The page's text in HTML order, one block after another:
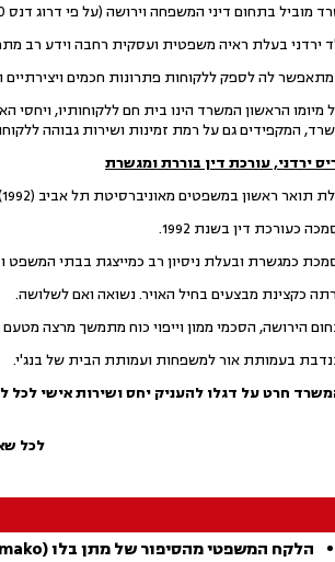
מוביל בתחום דיני המשפחה וירושה (על פי דרוג דנס 100).
ירדני בעלת ראיה משפטית ועסקית רחבה וידע רב מתחומי
לה לספק ללקוחות פתרונות חכמים
מיומו הראשון המשרד הינו בית חם ללקוחותיו, ויחסי
המקפידים גם על רמת זמינות ושירות גבוהה
ירדני, עורכת דין בוררת ומגשרת
ראשון במשפטים מאוניברסיטת תל אביב (1992) ותואר שני במשפטים מאוניברסיטת תל אביב (בהצטיינות) משנת 2016.
כעורכת דין בשנת 1992.
כמגשרת ובעלת ניסיון רב כמייצגת בבתי המשפט
כקצינת מבצעים בחיל האויר. נשואה ואם לשלושה.
הירושה, הסכמי ממון וייפוי כוח מתמשך מרצה
בעמותת אור למשפחות ועמותת הבית של בנג'י.
חרט על דגלו להעניק יחס ושירות אישי לכל
לכל
הלקח המשפטי מהסיפור של מתן בלו (mako)